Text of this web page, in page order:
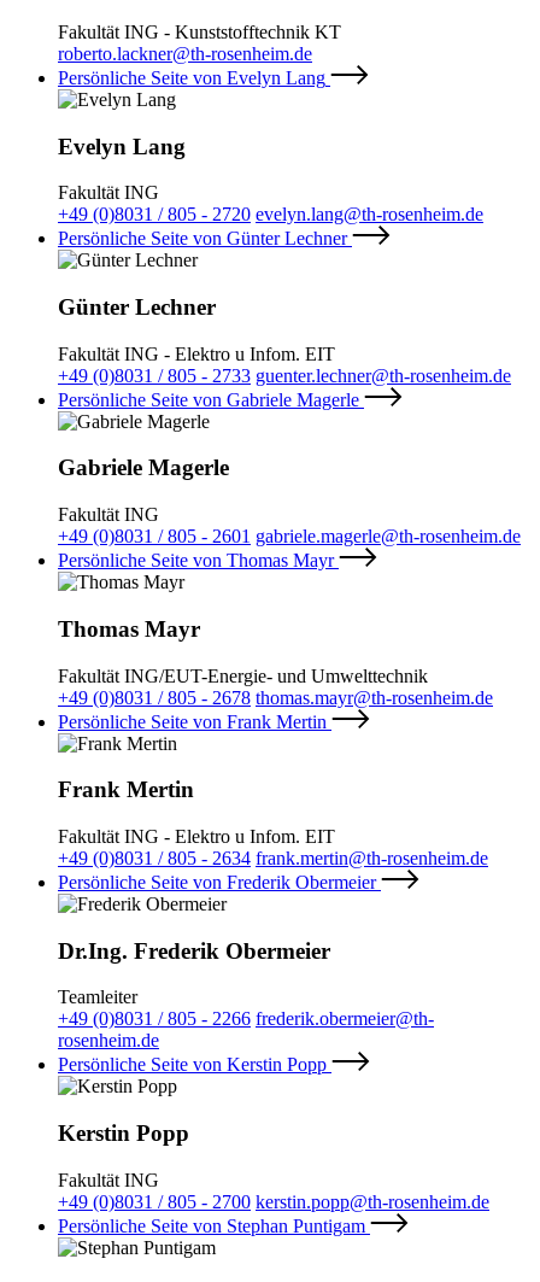
Fakultät ING - Kunststofftechnik KT
roberto.lackner@th-rosenheim.de
Persönliche Seite von Evelyn Lang
Evelyn Lang
Fakultät ING
+49 (0)8031 / 805 - 2720 evelyn.lang@th-rosenheim.de
Persönliche Seite von Günter Lechner
Günter Lechner
Fakultät ING - Elektro u Infom. EIT
+49 (0)8031 / 805 - 2733 guenter.lechner@th-rosenheim.de
Persönliche Seite von Gabriele Magerle
Gabriele Magerle
Fakultät ING
+49 (0)8031 / 805 - 2601 gabriele.magerle@th-rosenheim.de
Persönliche Seite von Thomas Mayr
Thomas Mayr
Fakultät ING/EUT-Energie- und Umwelttechnik
+49 (0)8031 / 805 - 2678 thomas.mayr@th-rosenheim.de
Persönliche Seite von Frank Mertin
Frank Mertin
Fakultät ING - Elektro u Infom. EIT
+49 (0)8031 / 805 - 2634 frank.mertin@th-rosenheim.de
Persönliche Seite von Frederik Obermeier
Dr.Ing. Frederik Obermeier
Teamleiter
+49 (0)8031 / 805 - 2266 frederik.obermeier@th-
rosenheim.de
Persönliche Seite von Kerstin Popp
Kerstin Popp
Fakultät ING
+49 (0)8031 / 805 - 2700 kerstin.popp@th-rosenheim.de
Persönliche Seite von Stephan Puntigam